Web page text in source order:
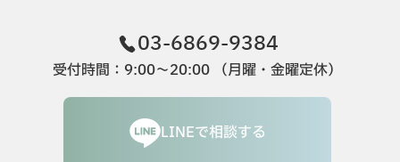
03-6869-9384
受付時間：9:00〜20:00 （月曜・金曜定休）
LINEで相談する